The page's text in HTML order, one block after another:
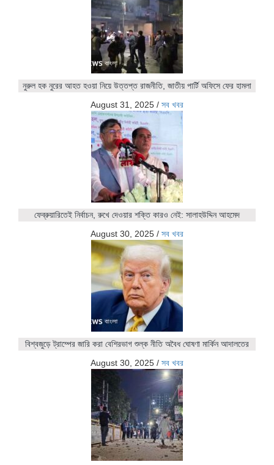
নুরুল হক নুরের আহত হওয়া নিয়ে উত্তপ্ত রাজনীতি, জাতীয় পার্টি অফিসে ফের হামলা
August 31, 2025 / সব খবর
ফেব্রুয়ারিতেই নির্বাচন, রুখে দেওয়ার শক্তি কারও নেই: সালাহউদ্দিন আহমেদ
August 30, 2025 / সব খবর
বিশ্বজুড়ে ট্রাম্পের জারি করা বেশিরভাগ শুল্ক নীতি অবৈধ ঘোষণা মার্কিন আদালতের
August 30, 2025 / সব খবর